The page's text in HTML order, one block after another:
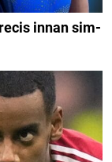
innan sim-